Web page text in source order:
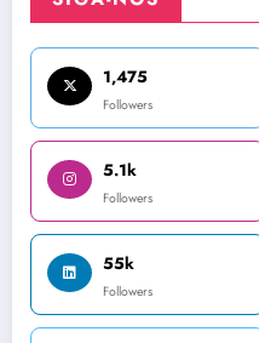
1,475
Followers
5.1k
Followers
55k
Followers